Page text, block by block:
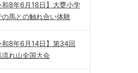
和8年6月18日】大甕小学
の馬との触れ合い体験
和8年6月14日】第34回
流れ山全国大会